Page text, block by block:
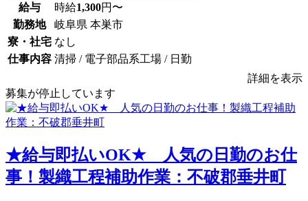
給与 時給1,300円〜
勤務地
岐阜県 本巣市
寮・社宅 なし
仕事内容 清掃 / 電子部品系工場 / 日勤
詳細を表示
募集が停止しています
★給与即払いOK★ 人気の日勤のお仕
事！製織工程補助作業：不破郡垂井町